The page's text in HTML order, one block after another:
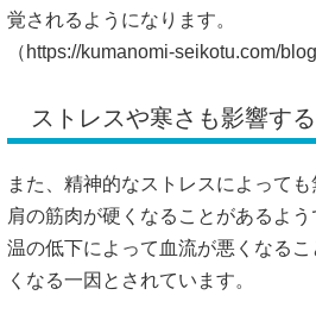
覚されるようになります。
（ https://kumanomi-seikotu.com/
ストレスや寒さも影響す
また、精神的なストレスによっても
肩の筋肉が硬くなることがあるよ
温の低下によって血流が悪くなる
くなる一因とされています。